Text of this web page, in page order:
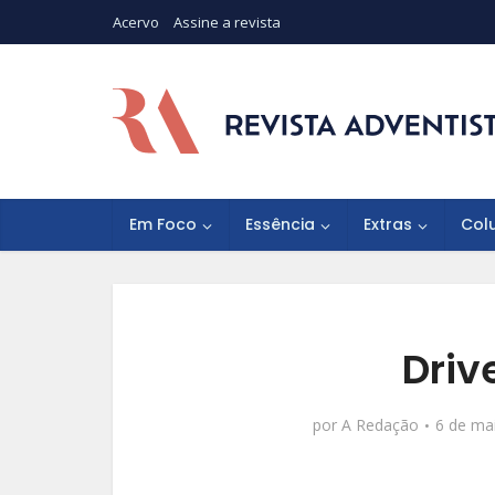
Acervo Assine a revista
Em Foco Essência Extras
por A Redação 6 de